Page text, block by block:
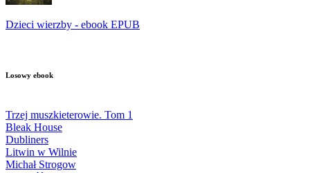
Dzieci wierzby - ebook EPUB
Losowy ebook
Trzej muszkieterowie. Tom 1
Bleak House
Dubliners
Litwin w Wilnie
Michał Strogow